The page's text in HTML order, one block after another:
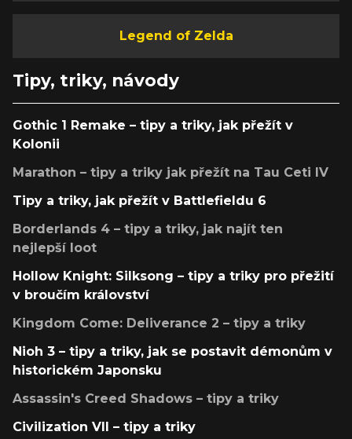
Legend of Zelda
Tipy, triky, návody
Gothic 1 Remake – tipy a triky, jak přežít v
Kolonii
Marathon – tipy a triky jak přežít na Tau Ceti IV
Tipy a triky, jak přežít v Battlefieldu 6
Borderlands 4 – tipy a triky, jak najít ten
nejlepší loot
Hollow Knight: Silksong – tipy a triky pro přežití
v broučím království
Kingdom Come: Deliverance 2 – tipy a triky
Nioh 3 – tipy a triky, jak se postavit démonům v
historickém Japonsku
Assassin's Creed Shadows – tipy a triky
Civilization VII – tipy a triky